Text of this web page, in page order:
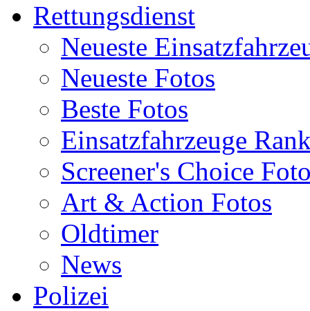
Rettungsdienst
Neueste
Neueste Fotos
Beste Fotos
Einsatzfahrzeuge
Screener's Choice
Art & Action Fotos
Oldtimer
News
Polizei